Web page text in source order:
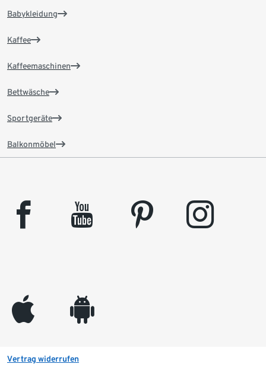
Babykleidung
Kaffee
Kaffeemaschinen
Bettwäsche
Sportgeräte
Balkonmöbel
facebook youtube pinterest instagram
appleinc android
Vertrag widerrufen